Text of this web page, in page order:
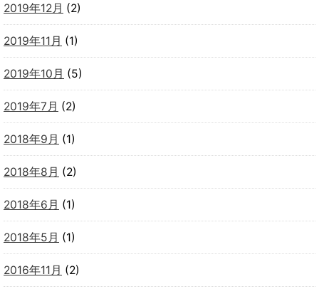
2019年12月 (2)
2019年11月 (1)
2019年10月 (5)
2019年7月 (2)
2018年9月 (1)
2018年8月 (2)
2018年6月 (1)
2018年5月 (1)
2016年11月 (2)